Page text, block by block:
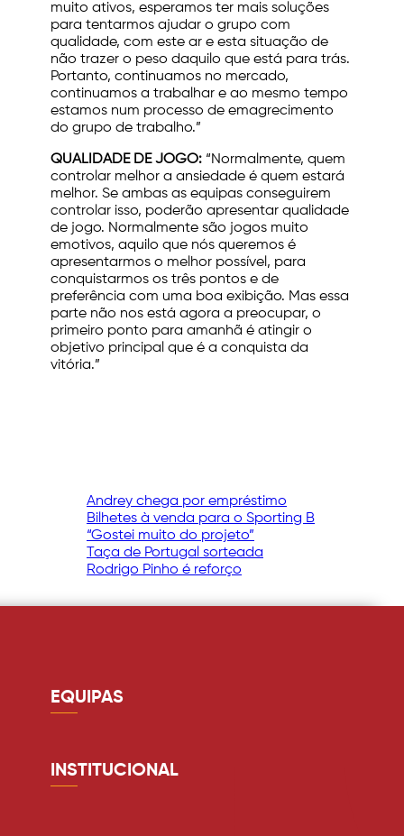
muito ativos, esperamos ter mais soluções
para tentarmos ajudar o grupo com
qualidade, com este ar e esta situação de
não trazer o peso daquilo que está para trás.
Portanto, continuamos no mercado,
continuamos a trabalhar e ao mesmo tempo
estamos num processo de emagrecimento
do grupo de trabalho.”
QUALIDADE DE JOGO: “Normalmente, quem
controlar melhor a ansiedade é quem estará
melhor. Se ambas as equipas conseguirem
controlar isso, poderão apresentar qualidade
de jogo. Normalmente são jogos muito
emotivos, aquilo que nós queremos é
apresentarmos o melhor possível, para
conquistarmos os três pontos e de
preferência com uma boa exibição. Mas essa
parte não nos está agora a preocupar, o
primeiro ponto para amanhã é atingir o
objetivo principal que é a conquista da
vitória.”
Andrey chega por empréstimo
Bilhetes à venda para o Sporting B
“Gostei muito do projeto”
Taça de Portugal sorteada
Rodrigo Pinho é reforço
EQUIPAS
Defesa
INSTITUCIONAL